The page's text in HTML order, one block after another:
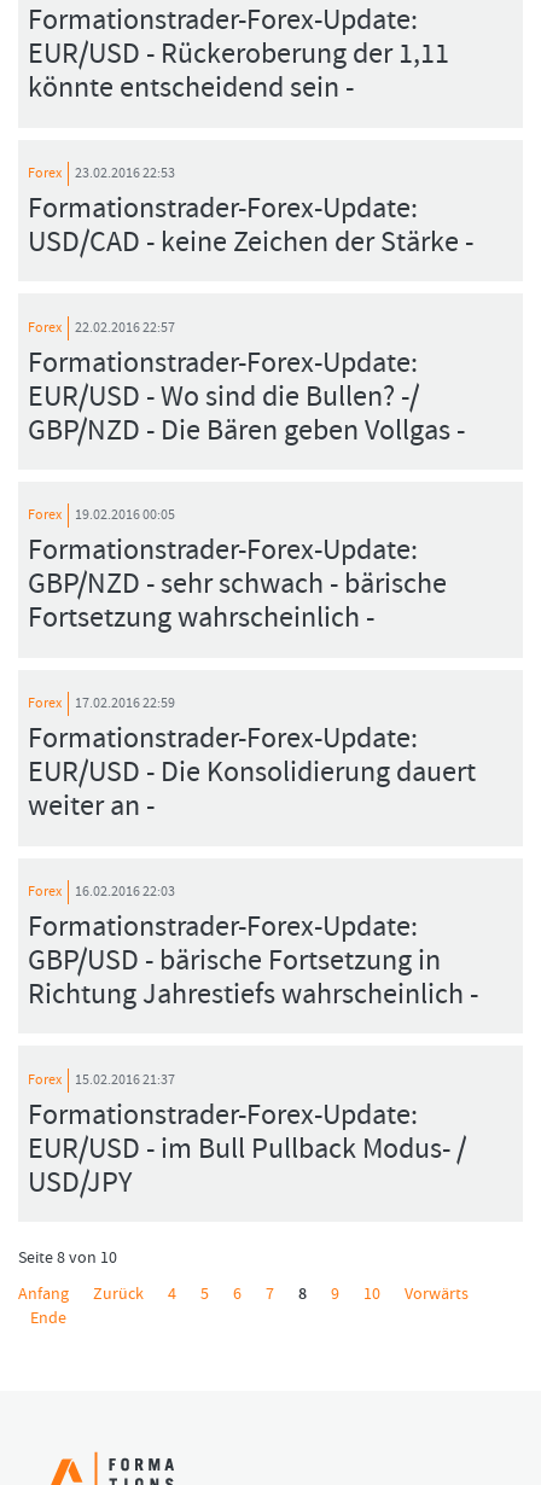
Formationstrader-Forex-Update:
EUR/USD - Rückeroberung der 1,11
könnte entscheidend sein -
Forex 23.02.2016 22:53
Formationstrader-Forex-Update:
USD/CAD - keine Zeichen der Stärke -
Forex 22.02.2016 22:57
Formationstrader-Forex-Update:
EUR/USD - Wo sind die Bullen? -/
GBP/NZD - Die Bären geben Vollgas -
Forex 19.02.2016 00:05
Formationstrader-Forex-Update:
GBP/NZD - sehr schwach - bärische
Fortsetzung wahrscheinlich -
Forex 17.02.2016 22:59
Formationstrader-Forex-Update:
EUR/USD - Die Konsolidierung dauert
weiter an -
Forex 16.02.2016 22:03
Formationstrader-Forex-Update:
GBP/USD - bärische Fortsetzung in
Richtung Jahrestiefs wahrscheinlich -
Forex 15.02.2016 21:37
Formationstrader-Forex-Update:
EUR/USD - im Bull Pullback Modus- /
USD/JPY
Seite 8 von 10
Anfang
Zurück 4 5 6 7 8 9 10
Vorwärts
Ende